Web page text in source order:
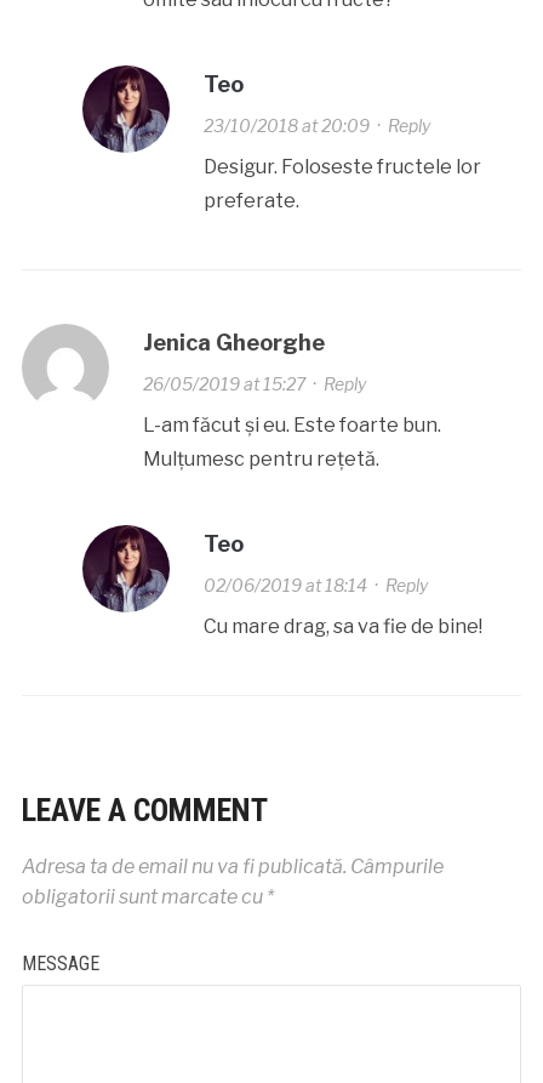
Teo
23/10/2018 at 20:09· Reply
Desigur. Foloseste fructele lor
preferate.
Jenica Gheorghe
26/05/2019 at 15:27· Reply
L-am făcut și eu. Este foarte bun.
Mulțumesc pentru rețetă.
Teo
02/06/2019 at 18:14· Reply
Cu mare drag, sa va fie de bine!
LEAVE A COMMENT
Adresa ta de email nu va fi publicată. Câmpurile
obligatorii sunt marcate cu *
MESSAGE